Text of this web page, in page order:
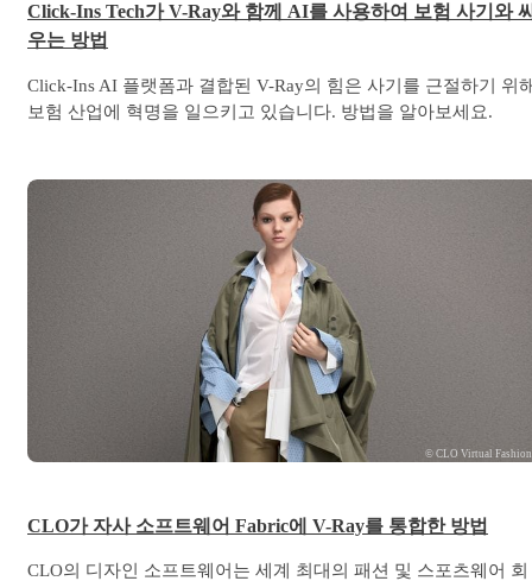
Click-Ins Tech가 V-Ray와 함께 AI를 사용하여 보험 사기와
우는 방법
Click-Ins AI 플랫폼과 결합된 V-Ray의 힘은 사기를 근절하기 위
보험 산업에 혁명을 일으키고 있습니다. 방법을 알아보세요.
© CLO Virtual Fashion
CLO가 자사 소프트웨어 Fabric에 V-Ray를 통합한 방법
CLO의 디자인 소프트웨어는 세계 최대의 패션 및 스포츠웨어 회